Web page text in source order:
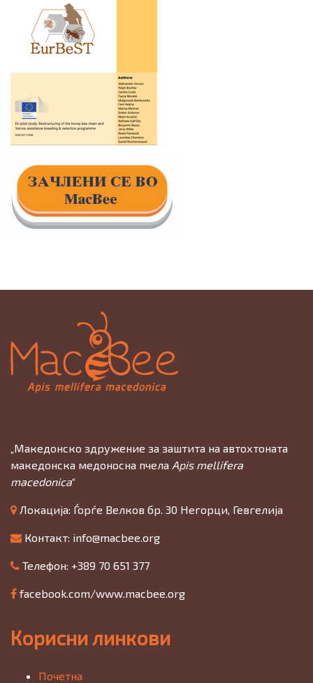
„Македонско здружение за заштита на автохтоната
македонска медоносна пчела Apis mellifera
macedonica“
Локација: Ѓорѓе Велков бр. 30 Негорци, Гевгелија
Контакт: info@macbee.org
Телефон: +389 70 651 377
facebook.com/www.macbee.org
Корисни линкови
Почетна